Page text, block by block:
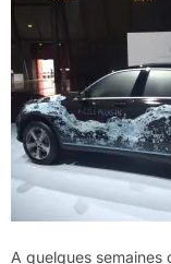
A quelques